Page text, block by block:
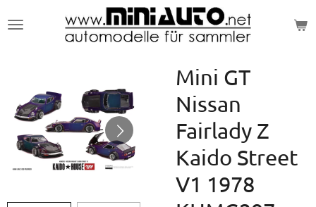
Hauptinhalt
Mini GT
Nissan
Fairlady Z
Kaido Street
V1 1978